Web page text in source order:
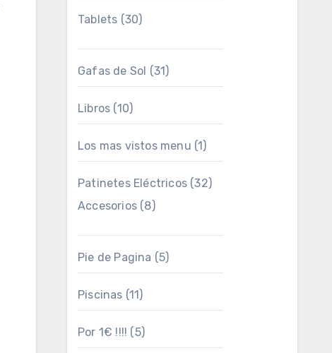
Tablets (30)
Gafas de Sol (31)
Libros (10)
Los mas vistos menu (1)
Patinetes Eléctricos (32)
Accesorios (8)
Pie de Pagina (5)
Piscinas (11)
Por 1€ !!!! (5)